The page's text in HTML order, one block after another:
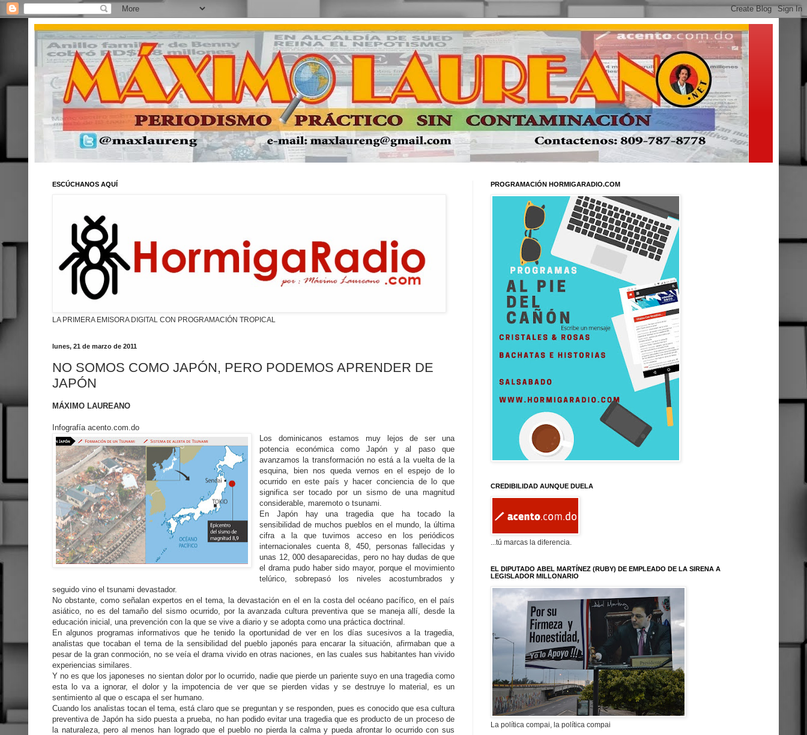
ESCÚCHANOS AQUÍ
LA PRIMERA EMISORA DIGITAL CON PROGRAMACIÓN TROPICAL
lunes, 21 de marzo de 2011
NO SOMOS COMO JAPÓN, PERO PODEMOS APRENDER DE
JAPÓN
MÁXIMO LAUREANO
Infografía acento.com.do
Los dominicanos estamos muy lejos de ser una
potencia económica como Japón y al paso que
avanzamos la transformación no está a la vuelta de la
esquina, bien nos queda vernos en el espejo de lo
ocurrido en este país y hacer conciencia de lo que
significa ser tocado por un sismo de una magnitud
considerable, maremoto o tsunami.
En Japón hay una tragedia que ha tocado la
sensibilidad de muchos pueblos en el mundo, la última
cifra a la que tuvimos acceso en los periódicos
internacionales cuenta 8, 450, personas fallecidas y
unas 12, 000 desaparecidas, pero no hay dudas de que
el drama pudo haber sido mayor, porque el movimiento
telúrico, sobrepasó los niveles acostumbrados y
seguido vino el tsunami devastador.
No obstante, como señalan expertos en el tema, la devastación en el en la costa del océano pacífico, en el país
asiático, no es del tamaño del sismo ocurrido, por la avanzada cultura preventiva que se maneja allí, desde la
educación inicial, una prevención con la que se vive a diario y se adopta como una práctica doctrinal.
En algunos programas informativos que he tenido la oportunidad de ver en los días sucesivos a la tragedia,
analistas que tocaban el tema de la sensibilidad del pueblo japonés para encarar la situación, afirmaban que a
pesar de la gran conmoción, no se veía el drama vivido en otras naciones, en las cuales sus habitantes han vivido
experiencias similares.
Y no es que los japoneses no sientan dolor por lo ocurrido, nadie que pierde un pariente suyo en una tragedia como
esta lo va a ignorar, el dolor y la impotencia de ver que se pierden vidas y se destruye lo material, es un
sentimiento al que o escapa el ser humano.
Cuando los analistas tocan el tema, está claro que se preguntan y se responden, pues es conocido que esa cultura
preventiva de Japón ha sido puesta a prueba, no han podido evitar una tragedia que es producto de un proceso de
la naturaleza, pero al menos han logrado que el pueblo no pierda la calma y pueda afrontar lo ocurrido con sus
PROGRAMACIÓN HORMIGARADIO.COM
CREDIBILIDAD AUNQUE DUELA
...tú marcas la diferencia.
EL DIPUTADO ABEL MARTÍNEZ (RUBY) DE EMPLEADO DE LA SIRENA A
LEGISLADOR MILLONARIO
La política compai, la política compai